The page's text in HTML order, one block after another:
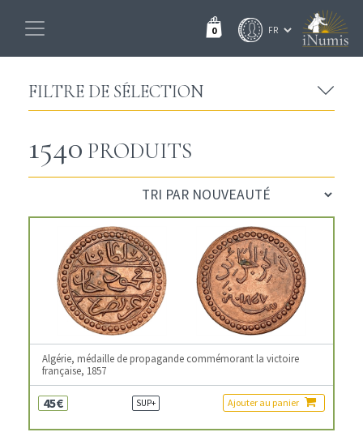
0
FILTRE DE SÉLECTION
1540 PRODUITS
Algérie, médaille de propagande commémorant la victoire
française, 1857
45€ SUP+ Ajouter au panier